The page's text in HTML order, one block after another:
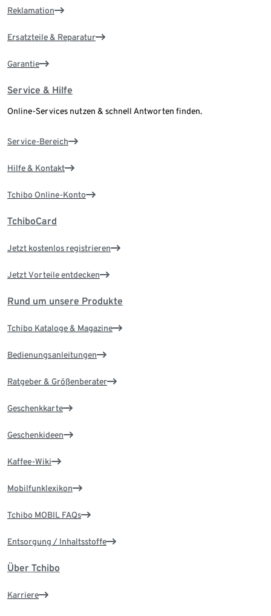
Reklamation
Ersatzteile & Reparatur
Garantie
Service & Hilfe
Online-Services nutzen & schnell Antworten finden.
Service-Bereich
Hilfe & Kontakt
Tchibo Online-Konto
TchiboCard
Jetzt kostenlos registrieren
Jetzt Vorteile entdecken
Rund um unsere Produkte
Tchibo Kataloge & Magazine
Bedienungsanleitungen
Ratgeber & Größenberater
Geschenkkarte
Geschenkideen
Kaffee-Wiki
Mobilfunklexikon
Tchibo MOBIL FAQs
Entsorgung / Inhaltsstoffe
Über Tchibo
Karriere